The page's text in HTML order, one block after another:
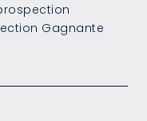
Gagnante